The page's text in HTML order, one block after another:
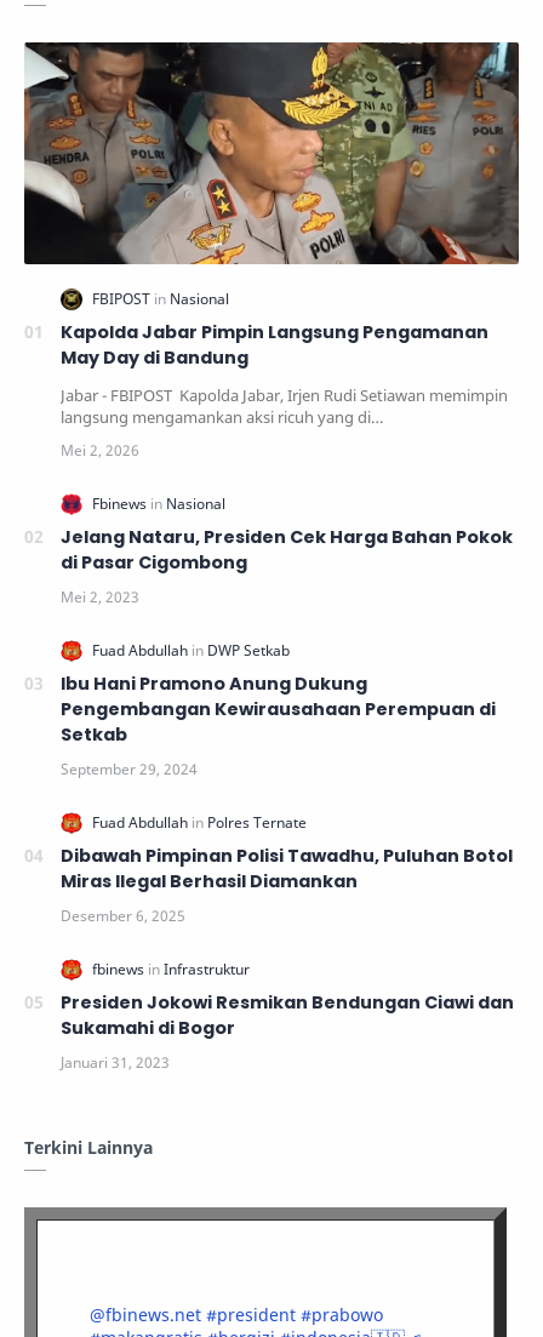
Kapolda Jabar Pimpin Langsung Pengamanan
May Day di Bandung
Jabar - FBIPOST Kapolda Jabar, Irjen Rudi Setiawan memimpin
langsung mengamankan aksi ricuh yang di…
Jelang Nataru, Presiden Cek Harga Bahan Pokok
di Pasar Cigombong
Ibu Hani Pramono Anung Dukung
Pengembangan Kewirausahaan Perempuan di
Setkab
Dibawah Pimpinan Polisi Tawadhu, Puluhan Botol
Miras Ilegal Berhasil Diamankan
Presiden Jokowi Resmikan Bendungan Ciawi dan
Sukamahi di Bogor
Terkini Lainnya
@fbinews.net #president #prabowo